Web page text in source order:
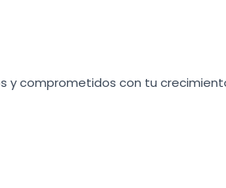
y comprometidos con tu